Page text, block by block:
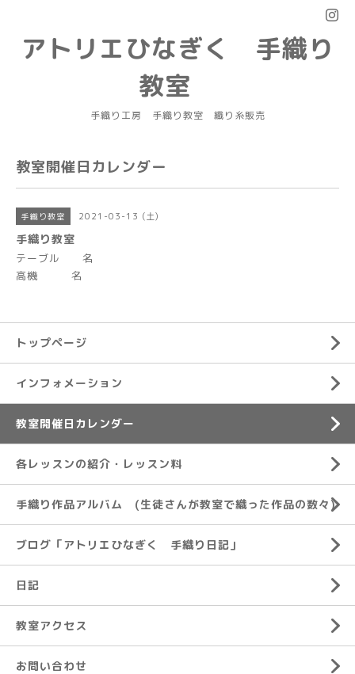
アトリエひなぎく 手織り
教室
手織り工房 手織り教室 織り糸販売
教室開催日カレンダー
手織り教室 2021-03-13 (土)
手織り教室
テーブル 名
高機 名
トップページ
インフォメーション
教室開催日カレンダー
各レッスンの紹介・レッスン料
手織り作品アルバム (生徒さんが教室で織った作品の数々)
ブログ「アトリエひなぎく 手織り日記」
日記
教室アクセス
お問い合わせ